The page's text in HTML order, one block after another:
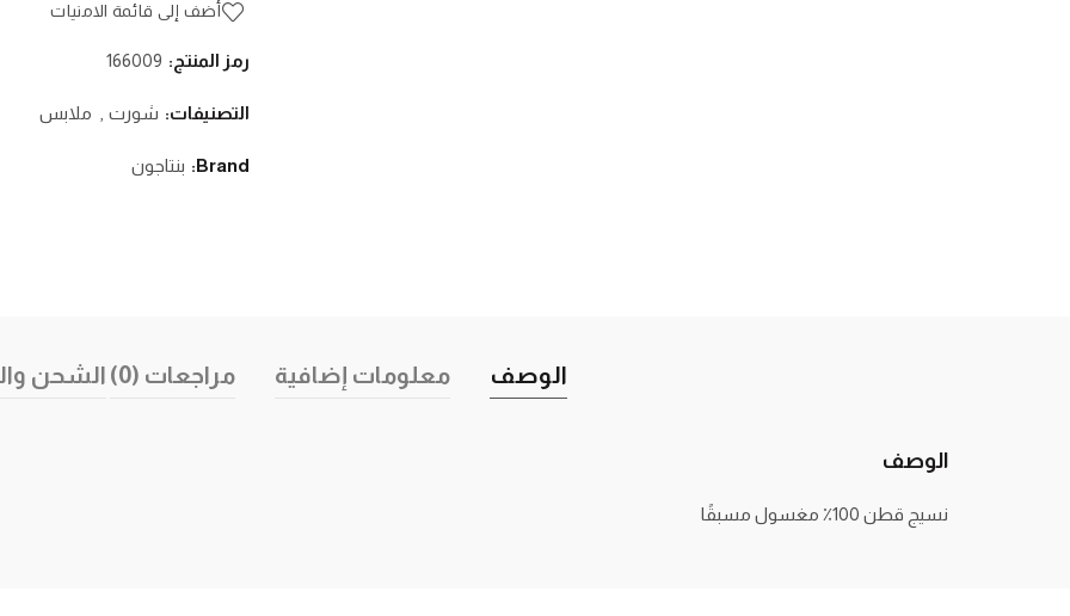
أضف إلى قائمة الامنيات
رمز المنتج: 166009
التصنيفات: شورت ملابس
Brand: بنتاجون
الوصف معلومات إضافية مراجعات (0) الشحن
الوصف
نسيج قطن 100٪ مغسول مسبقًا